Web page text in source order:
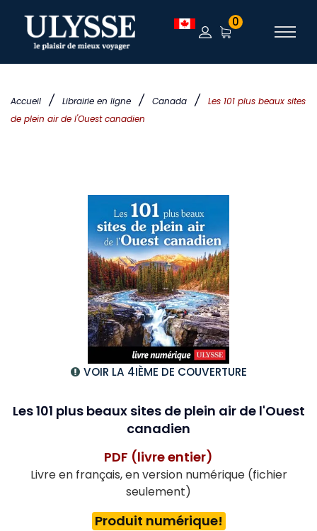
Accueil / Librairie en ligne / Canada /
Les 101 plus beaux sites
de plein air de l'Ouest canadien
0
VOIR LA 4IÈME DE COUVERTURE
Les 101 plus beaux sites de plein air de l'Ouest
canadien
PDF (livre entier)
Livre en français, en version numérique (fichier
seulement)
Produit numérique!